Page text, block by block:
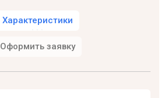
Характеристики
Оформить заявку